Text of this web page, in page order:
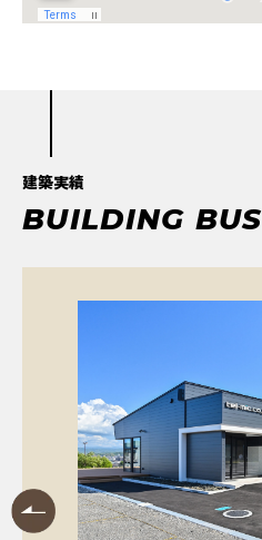
建築実績
BUILDING BUS